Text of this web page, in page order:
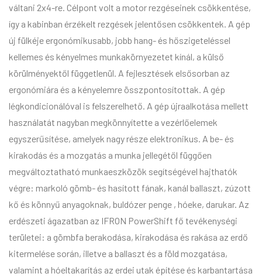
váltani 2x4-re. Célpont volt a motor rezgéseinek csökkentése,
így a kabinban érzékelt rezgések jelentősen csökkentek. A gép
új fülkéje ergonómikusabb, jobb hang- és hőszigeteléssel
kellemes és kényelmes munkakörnyezetet kínál, a külső
körülményektől függetlenül. A fejlesztések elsősorban az
ergonómiára és a kényelemre összpontosítottak. A gép
légkondicionálóval is felszerelhető. A gép újraalkotása mellett
használatát nagyban megkönnyítette a vezérlőelemek
egyszerűsítése, amelyek nagy része elektronikus. A be- és
kirakodás és a mozgatás a munka jellegétől függően
megváltoztatható munkaeszközök segítségével hajthatók
végre: markoló gömb- és hasított fának, kanál ballaszt, zúzott
kő és könnyű anyagoknak, buldózer penge , hóeke, darukar. Az
erdészeti ágazatban az IFRON PowerShift fő tevékenységi
területei: a gömbfa berakodása, kirakodása és rakása az erdő
kitermelése során, illetve a ballaszt és a föld mozgatása,
valamint a hóeltakarítás az erdei utak építése és karbantartása